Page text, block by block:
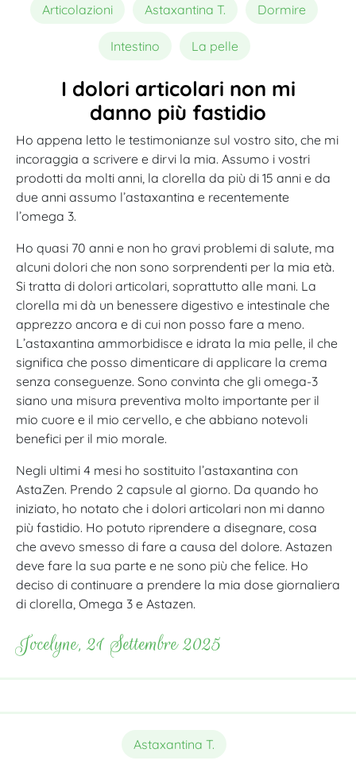
Articolazioni Astaxantina T. Dormire
Intestino La pelle
I dolori articolari non mi
danno più fastidio
Ho appena letto le testimonianze sul vostro sito, che mi
incoraggia a scrivere e dirvi la mia. Assumo i vostri
prodotti da molti anni, la clorella da più di 15 anni e da
due anni assumo l’astaxantina e recentemente
l’omega 3.
Ho quasi 70 anni e non ho gravi problemi di salute, ma
alcuni dolori che non sono sorprendenti per la mia età.
Si tratta di dolori articolari, soprattutto alle mani. La
clorella mi dà un benessere digestivo e intestinale che
apprezzo ancora e di cui non posso fare a meno.
L’astaxantina ammorbidisce e idrata la mia pelle, il che
significa che posso dimenticare di applicare la crema
senza conseguenze. Sono convinta che gli omega-3
siano una misura preventiva molto importante per il
mio cuore e il mio cervello, e che abbiano notevoli
benefici per il mio morale.
Negli ultimi 4 mesi ho sostituito l’astaxantina con
AstaZen. Prendo 2 capsule al giorno. Da quando ho
iniziato, ho notato che i dolori articolari non mi danno
più fastidio. Ho potuto riprendere a disegnare, cosa
che avevo smesso di fare a causa del dolore. Astazen
deve fare la sua parte e ne sono più che felice. Ho
deciso di continuare a prendere la mia dose giornaliera
di clorella, Omega 3 e Astazen.
Jocelyne, 21 Settembre 2025
Astaxantina T.